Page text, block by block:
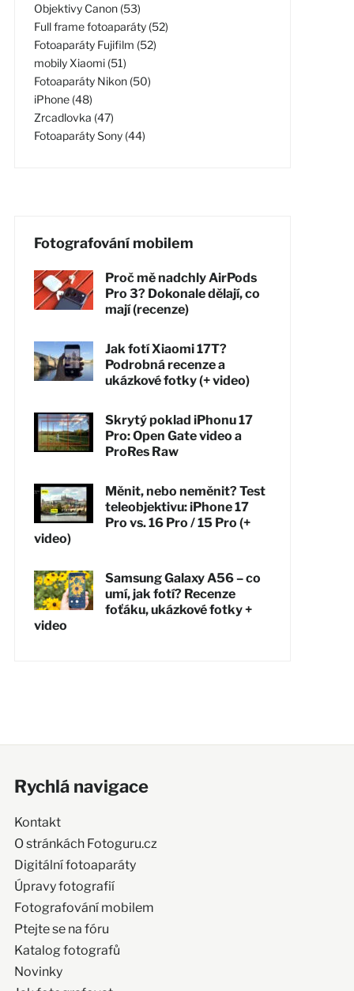
Objektivy Canon (53)
Full frame fotoaparáty (52)
Fotoaparáty Fujifilm (52)
mobily Xiaomi (51)
Fotoaparáty Nikon (50)
iPhone (48)
Zrcadlovka (47)
Fotoaparáty Sony (44)
Fotografování mobilem
Proč mě nadchly AirPods
Pro 3? Dokonale dělají, co
mají (recenze)
Jak fotí Xiaomi 17T?
Podrobná recenze a
ukázkové fotky (+ video)
Skrytý poklad iPhonu 17
Pro: Open Gate video a
ProRes Raw
Měnit, nebo neměnit? Test
teleobjektivu: iPhone 17
Pro vs. 16 Pro / 15 Pro (+
video)
Samsung Galaxy A56 – co
umí, jak fotí? Recenze
foťáku, ukázkové fotky +
video
Rychlá navigace
Kontakt
O stránkách Fotoguru.cz
Digitální fotoaparáty
Úpravy fotografií
Fotografování mobilem
Ptejte se na fóru
Katalog fotografů
Novinky